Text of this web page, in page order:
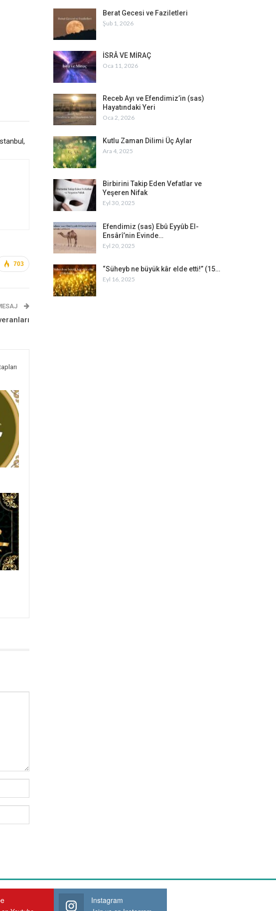
703
Berat Gecesi ve Faziletleri
Şub 1, 2026
İSRÂ VE MİRAÇ
Oca 11, 2026
Receb Ayı ve Efendimiz’in (sas)
Hayatındaki Yeri
Oca 2, 2026
Kutlu Zaman Dilimi Üç Aylar
Ara 4, 2025
Birbirini Takip Eden Vefatlar ve
Yeşeren Nifak
Eyl 30, 2025
Efendimiz (sas) Ebû Eyyûb El-
Ensârî’nin Evinde…
Eyl 20, 2025
“Süheyb ne büyük kâr elde etti!” (15…
Eyl 16, 2025
Instagram